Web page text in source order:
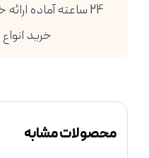
24 ساعته آماده
خرید
محصولات مشابه